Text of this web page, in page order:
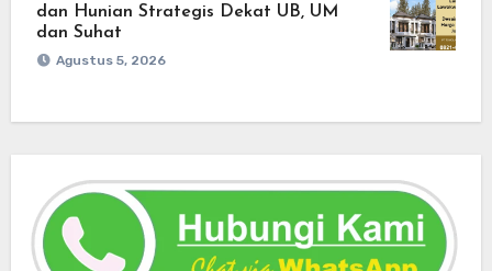
dan Hunian Strategis Dekat UB, UM
dan Suhat
Agustus 5, 2026